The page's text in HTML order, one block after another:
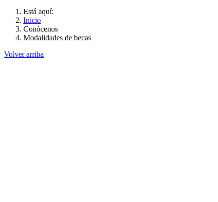
Está aquí:
Inicio
Conócenos
Modalidades de becas
Volver arriba